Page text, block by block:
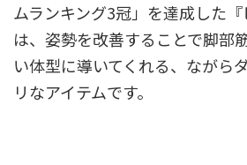
ムランキング3冠」を達成した『
は、姿勢を改善することで脚部
い体型に導いてくれる、ながら
リなアイテムです。